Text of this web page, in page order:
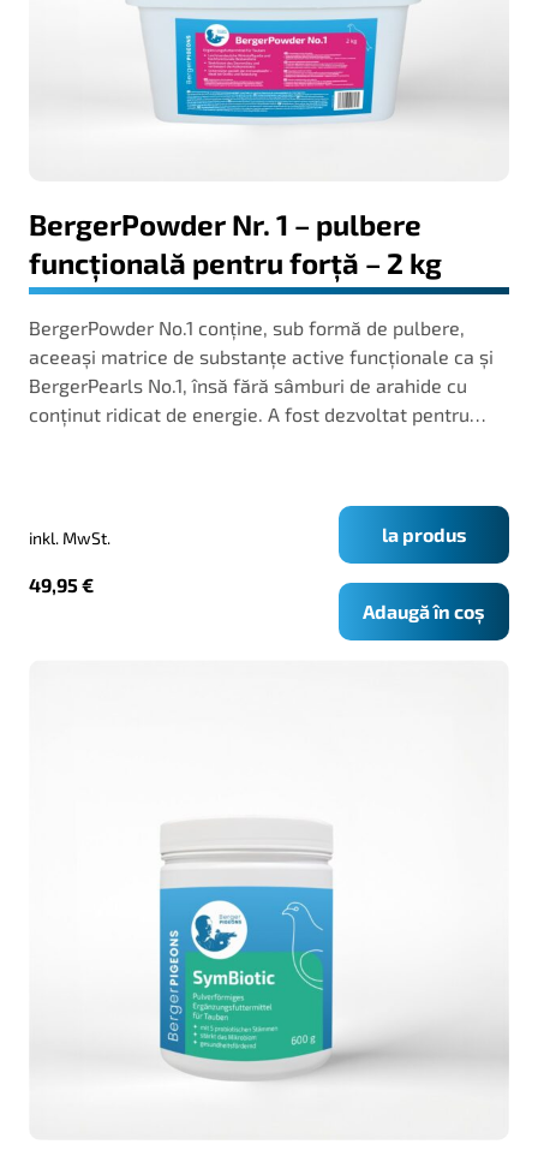
BergerPowder Nr. 1 – pulbere
funcțională pentru forță – 2 kg
BergerPowder No.1 conține, sub formă de pulbere,
aceeași matrice de substanțe active funcționale ca și
BergerPearls No.1, însă fără sâmburi de arahide cu
conținut ridicat de energie. A fost dezvoltat pentru…
inkl. MwSt.
49,95€
la produs
Adaugă în coș